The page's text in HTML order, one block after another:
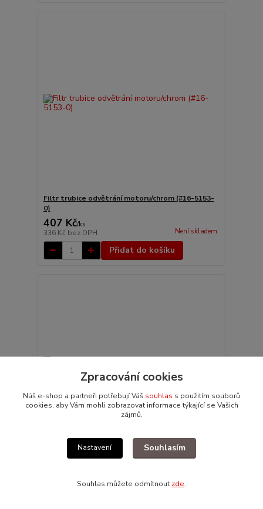
Filtr trubice odvětrání motoru/chrom (#16-5153-
0)
407 Kč/ks
336 Kč bez DPH Není skladem
Přidat do košíku
Gufero klikové hřídele - Porsche 356/912 (1954 »
/ks
Zpracování cookies
Náš e-shop a partneři potřebují Váš souhlas s použitím souborů
cookies, aby Vám mohli zobrazovat informace týkající se Vašich
zájmů.
Nastavení Souhlasím
Souhlas můžete odmítnout zde.